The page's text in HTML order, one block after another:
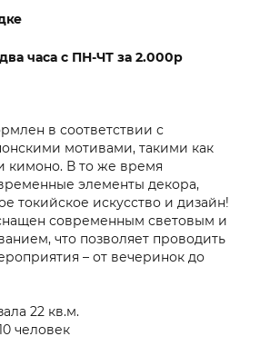
часа с ПН-ЧТ за 2.000р
в соответствии с
мотивами, такими как
кимоно. В то же время
элементы декора,
токийское искусство и дизайн!
современным световым и
что позволяет проводить
– от вечеринок до
22 кв.м.
человек